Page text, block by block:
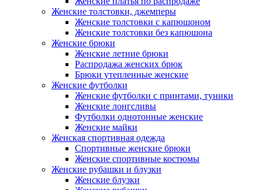
Женские толстовки, джемперы
Женские толстовки с капюшоном
Женские толстовки без капюшона
Женские брюки
Женские летние брюки
Распродажа женских брюк
Брюки утепленные женские
Женские футболки
Женские футболки с принтами, туники
Женские лонгсливы
Футболки однотонные женские
Женские майки
Женская спортивная одежда
Спортивные женские брюки
Женские спортивные костюмы
Женские рубашки и блузки
Женские блузки